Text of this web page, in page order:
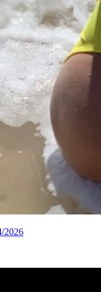
2026